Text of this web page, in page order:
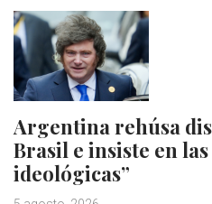
Argentina rehúsa
Brasil e insiste en
ideológicas”